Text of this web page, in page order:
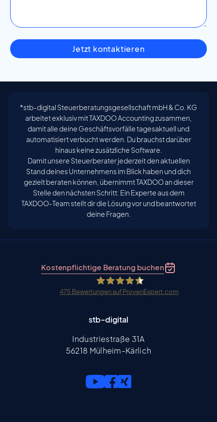
Jetzt kontaktieren
*stb-digital Steuerberatungsgesellschaft mbH & Co. KG
arbeitet exklusiv mit TAXDOO Accounting zusammen,
damit alle deine Geschäftsvorfälle tagesaktuell und
automatisiert verbucht werden. Du brauchst darüber
hinaus keine zusätzliche Software.
Damit unsere Steuerberater jederzeit den aktuellen
Stand deines Unternehmens im Blick haben und dich
gezielt beraten können, übernimmt TAXDOO an dieser
Stelle den nächsten Schritt: Ein Experte aus dem
TAXDOO-Team stellt dir die Lösung vor und beantwortet
deine Fragen.
stb-digital
Industriestraße 31A
56218 Mülheim-Kärlich
Kostenpflichtige Beratung buchen
475 Bewertungen auf ProvenExpert.com